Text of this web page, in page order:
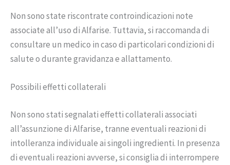
Non sono state riscontrate controindicazioni note
associate all’uso di Alfarise. Tuttavia, si raccomanda di
consultare un medico in caso di particolari condizioni di
salute o durante gravidanza e allattamento.
Possibili effetti collaterali
Non sono stati segnalati effetti collaterali associati
all’assunzione di Alfarise, tranne eventuali reazioni di
intolleranza individuale ai singoli ingredienti. In presenza
di eventuali reazioni avverse, si consiglia di interrompere